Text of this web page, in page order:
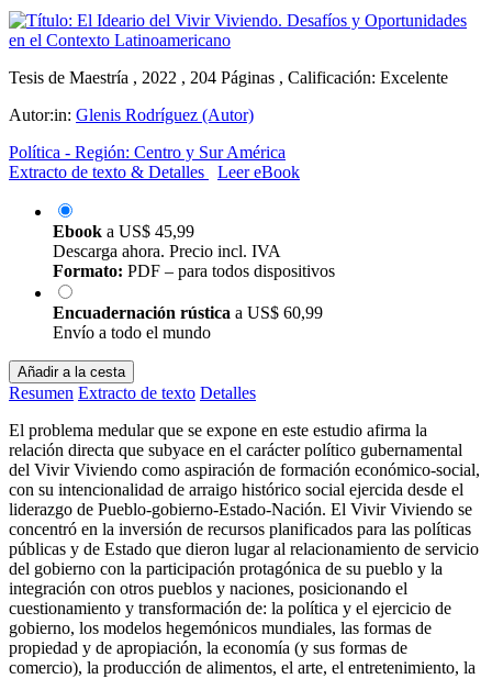
Tesis de Maestría , 2022 , 204 Páginas , Calificación: Excelente
Autor:in: Glenis Rodríguez (Autor)
Política - Región: Centro y Sur América
Extracto de texto & Detalles
Leer eBook
Ebook a US$ 45,99
Descarga ahora. Precio incl. IVA
Formato: PDF – para todos dispositivos
Encuadernación rústica a US$ 60,99
Envío a todo el mundo
Añadir a la cesta
Resumen Extracto de texto Detalles
El problema medular que se expone en este estudio afirma la
relación directa que subyace en el carácter político gubernamental
del Vivir Viviendo como aspiración de formación económico-social,
con su intencionalidad de arraigo histórico social ejercida desde el
liderazgo de Pueblo-gobierno-Estado-Nación. El Vivir Viviendo se
concentró en la inversión de recursos planificados para las políticas
públicas y de Estado que dieron lugar al relacionamiento de servicio
del gobierno con la participación protagónica de su pueblo y la
integración con otros pueblos y naciones, posicionando el
cuestionamiento y transformación de: la política y el ejercicio de
gobierno, los modelos hegemónicos mundiales, las formas de
propiedad y de apropiación, la economía (y sus formas de
comercio), la producción de alimentos, el arte, el entretenimiento, la